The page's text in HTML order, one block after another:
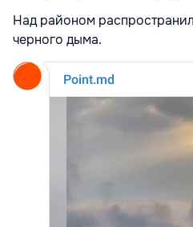
Надрайоном
черного дыма.